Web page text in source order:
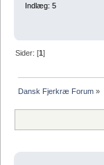
Indlæg: 5
Sider: [1]
Dansk Fjerkræ Forum »